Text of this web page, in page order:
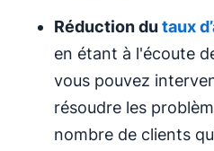
Réduction dutaux
en étant à l'écoute
vous pouvez
résoudre les
nombre de clients